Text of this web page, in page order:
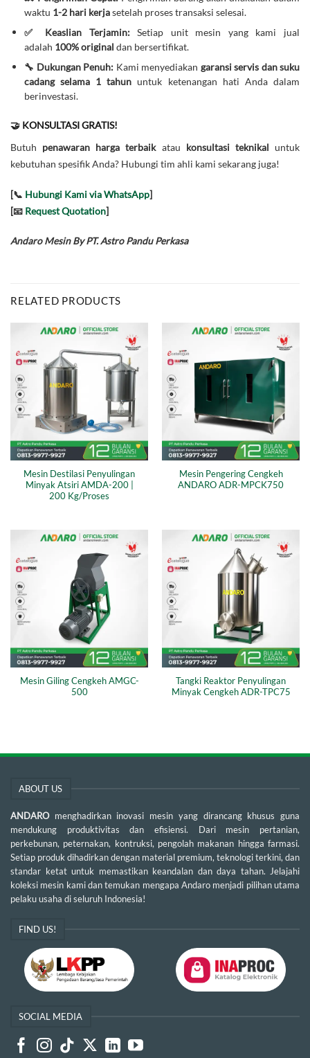
waktu 1-2 hari kerjasetelah proses transaksi selesai.
✅ Keaslian Terjamin:Setiap unit mesin yang kami jual
adalah 100% original dan bersertifikat.
🔧 Dukungan Penuh: Kami menyediakan garansi servis dan suku
cadang selama 1 tahun untuk ketenangan hati Anda dalam
berinvestasi.
🤝 KONSULTASI GRATIS!
Butuh penawaran harga terbaikatau konsultasi teknikal untuk
kebutuhan spesifik Anda? Hubungi tim ahli kami sekarang juga!
[📞 Hubungi Kami via WhatsApp]
[📧 Request Quotation]
Andaro Mesin By PT. Astro Pandu Perkasa
RELATED PRODUCTS
Mesin Destilasi Penyulingan
Minyak Atsiri AMDA-200 |
200 Kg/Proses
Mesin Pengering Cengkeh
ANDARO ADR-MPCK750
Mesin Giling Cengkeh AMGC-
500
Tangki Reaktor Penyulingan
Minyak Cengkeh ADR-TPC75
ABOUT US
ANDARO menghadirkan inovasi mesin yang dirancang khusus guna
mendukung produktivitas dan efisiensi. Dari mesin pertanian,
perkebunan, peternakan, kontruksi, pengolah makanan hingga farmasi.
Setiap produk dihadirkan dengan material premium, teknologi terkini, dan
standar ketat untuk memastikan keandalan dan daya tahan. Jelajahi
koleksi mesin kami dan temukan mengapa Andaro menjadi pilihan utama
pelaku usaha di seluruh Indonesia!
FIND US!
SOCIAL MEDIA